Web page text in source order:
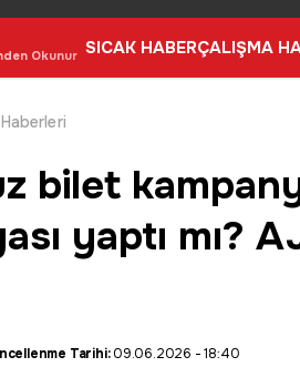
Okunur SICAK HABERÇALIŞMA
bilet
yaptı mı?
Tarihi:09.06.2026 - 18:40